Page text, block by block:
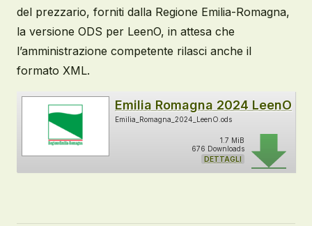
del prezzario, forniti dalla Regione Emilia-Romagna,
la versione ODS per LeenO, in attesa che
l’amministrazione competente rilasci anche il
formato XML.
Emilia Romagna 2024 LeenO
Emilia_Romagna_2024_LeenO.ods
1.7 MiB
676 Downloads
DETTAGLI